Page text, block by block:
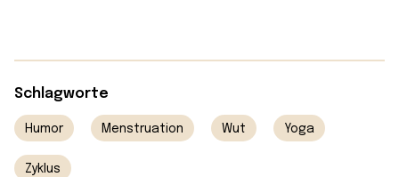
Schlagworte
Humor Menstruation Wut Yoga
Zyklus